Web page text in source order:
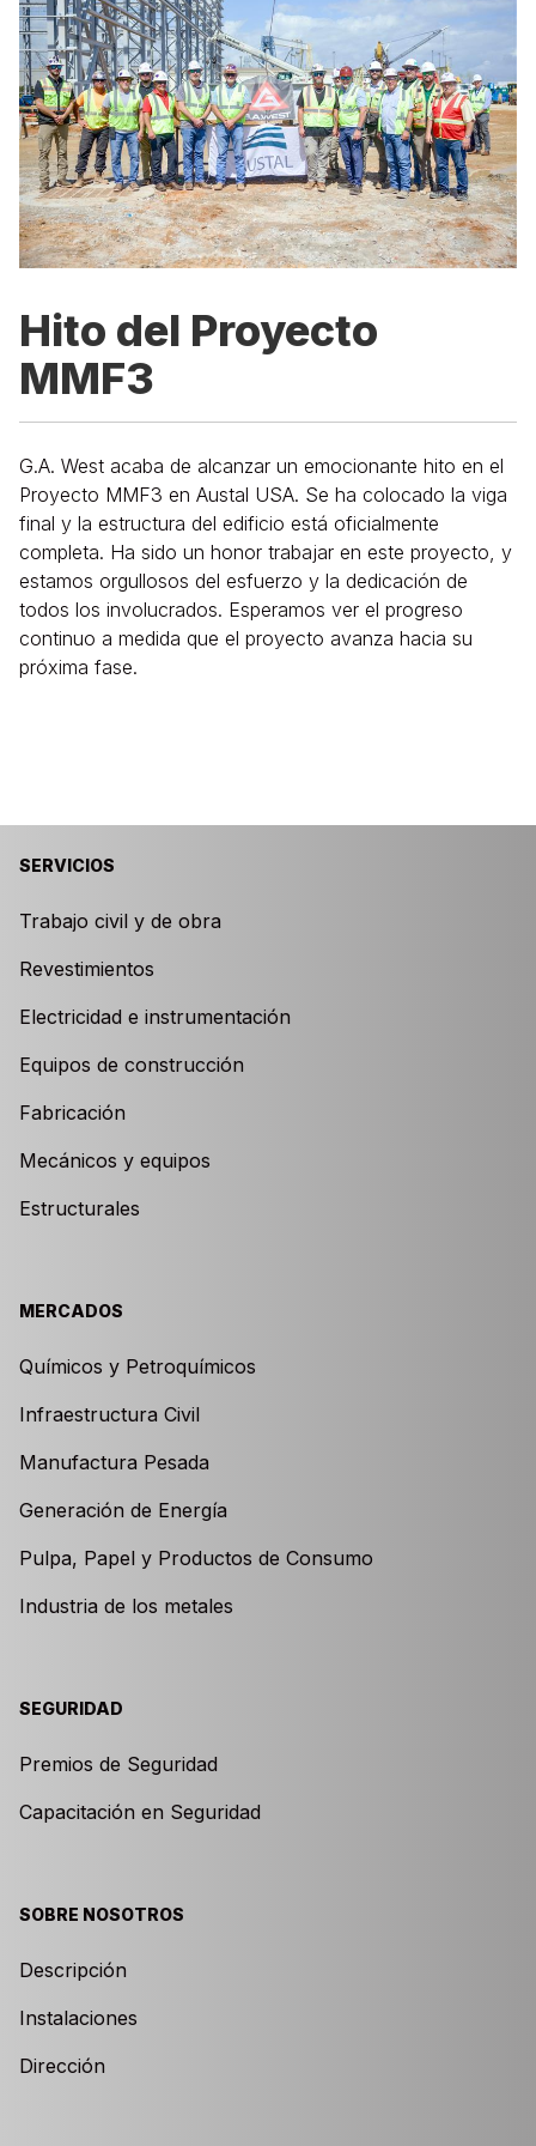
Hito del Proyecto
MMF3
G.A. West acaba de alcanzar un emocionante hito en el
Proyecto MMF3 en Austal USA. Se ha colocado la viga
final y la estructura del edificio está oficialmente
completa. Ha sido un honor trabajar en este proyecto, y
estamos orgullosos del esfuerzo y la dedicación de
todos los involucrados. Esperamos ver el progreso
continuo a medida que el proyecto avanza hacia su
próxima fase.
SERVICIOS
Trabajo civil y de obra
Revestimientos
Electricidad e instrumentación
Equipos de construcción
Fabricación
Mecánicos y equipos
Estructurales
MERCADOS
Químicos y Petroquímicos
Infraestructura Civil
Manufactura Pesada
Generación de Energía
Pulpa, Papel y Productos de Consumo
Industria de los metales
SEGURIDAD
Premios de Seguridad
Capacitación en Seguridad
SOBRE NOSOTROS
Descripción
Instalaciones
Dirección